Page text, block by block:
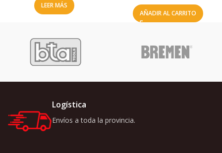
LEER MÁS
AÑADIR AL CARRITO
Logística
Envíos a toda la provincia.